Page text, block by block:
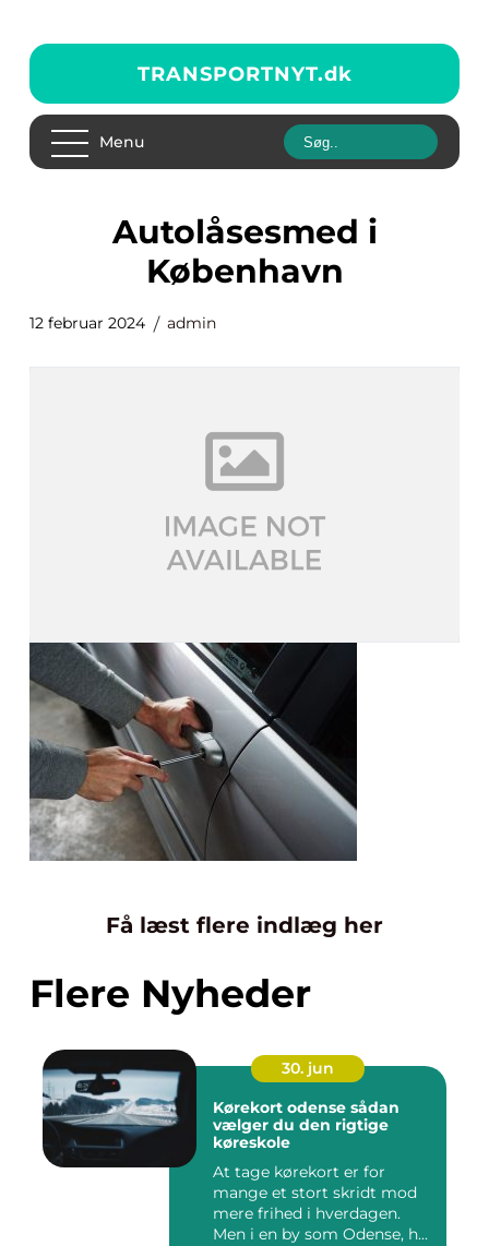
TRANSPORTNYT.dk
Menu
autolåsesmed i
København
12 februar 2024 admin
Få læst flere indlæg her
Flere Nyheder
30. jun
Kørekort odense sådan
vælger du den rigtige
køreskole
At tage kørekort er for
mange et stort skridt mod
mere frihed i hverdagen.
Men i en by som Odense, h...